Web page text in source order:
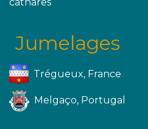
Jumelages
Trégueux, France
Melgaço, Portugal